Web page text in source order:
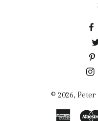
© 2026,